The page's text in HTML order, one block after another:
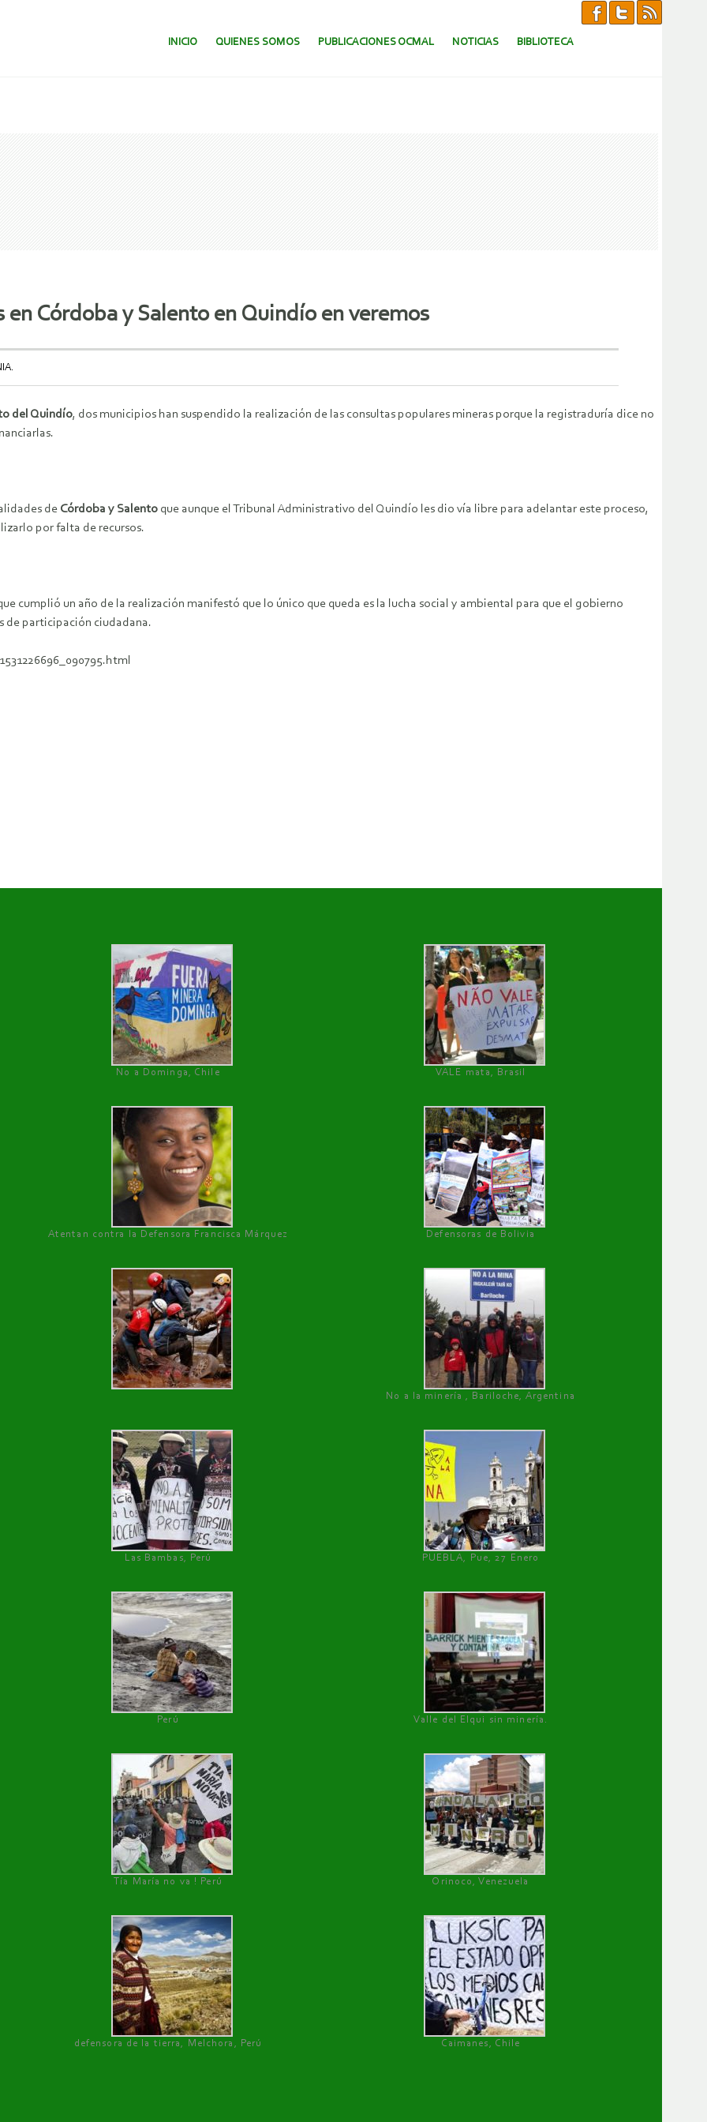
SALTAR AL CONTENIDO.
INICIO QUIENES SOMOS PUBLICACIONES OCMAL NOTICIAS BIBLIOTECA
Córdoba y Salento en Quindío en veremos
del Quindío, dos municipios han suspendido la realización de las consultas populares mineras porque la registraduría dice no
de Córdoba y Salento que aunque el Tribunal Administrativo del Quindío les dio vía libre para adelantar este proceso,
por falta de recursos.
cumplió un año de la realización manifestó que lo único que queda es la lucha social y ambiental para que el gobierno
de participación ciudadana.
No a Dominga, Chile
VALE mata, Brasil
Atentan contra la Defensora Francisca Márquez Defensoras de Bolivia
No a la minería , Bariloche, Argentina
Las Bambas, Perú PUEBLA, Pue, 27 Enero
Perú Valle del Elqui sin minería.
Tía María no va ! Perú Orinoco, Venezuela
defensora de la tierra, Melchora, Perú Caimanes, Chile